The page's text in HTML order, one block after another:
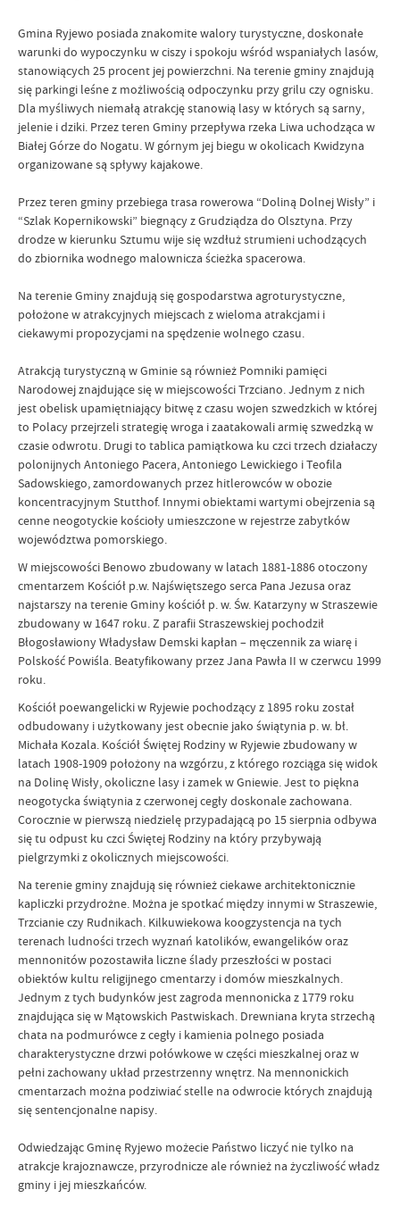
Gmina Ryjewo posiada znakomite walory turystyczne, doskonałe
warunki do wypoczynku w ciszy i spokoju wśród wspaniałych lasów,
stanowiących 25 procent jej powierzchni. Na terenie gminy znajdują
się parkingi leśne z możliwością odpoczynku przy grilu czy ognisku.
Dla myśliwych niemałą atrakcję stanowią lasy w których są sarny,
jelenie i dziki. Przez teren Gminy przepływa rzeka Liwa uchodząca w
Białej Górze do Nogatu. W górnym jej biegu w okolicach Kwidzyna
organizowane są spływy kajakowe.
Przez teren gminy przebiega trasa rowerowa “Doliną Dolnej Wisły” i
“Szlak Kopernikowski” biegnący z Grudziądza do Olsztyna. Przy
drodze w kierunku Sztumu wije się wzdłuż strumieni uchodzących
do zbiornika wodnego malownicza ścieżka spacerowa.
Na terenie Gminy znajdują się gospodarstwa agroturystyczne,
położone w atrakcyjnych miejscach z wieloma atrakcjami i
ciekawymi propozycjami na spędzenie wolnego czasu.
Atrakcją turystyczną w Gminie są również Pomniki pamięci
Narodowej znajdujące się w miejscowości Trzciano. Jednym z nich
jest obelisk upamiętniający bitwę z czasu wojen szwedzkich w której
to Polacy przejrzeli strategię wroga i zaatakowali armię szwedzką w
czasie odwrotu. Drugi to tablica pamiątkowa ku czci trzech działaczy
polonijnych Antoniego Pacera, Antoniego Lewickiego i Teofila
Sadowskiego, zamordowanych przez hitlerowców w obozie
koncentracyjnym Stutthof. Innymi obiektami wartymi obejrzenia są
cenne neogotyckie kościoły umieszczone w rejestrze zabytków
województwa pomorskiego.
W miejscowości Benowo zbudowany w latach 1881-1886 otoczony
cmentarzem Kościół p.w. Najświętszego serca Pana Jezusa oraz
najstarszy na terenie Gminy kościół p. w. Św. Katarzyny w Straszewie
zbudowany w 1647 roku. Z parafii Straszewskiej pochodził
Błogosławiony Władysław Demski kapłan – męczennik za wiarę i
Polskość Powiśla. Beatyfikowany przez Jana Pawła II w czerwcu 1999
roku.
Kościół poewangelicki w Ryjewie pochodzący z 1895 roku został
odbudowany i użytkowany jest obecnie jako świątynia p. w. bł.
Michała Kozala. Kościół Świętej Rodziny w Ryjewie zbudowany w
latach 1908-1909 położony na wzgórzu, z którego rozciąga się widok
na Dolinę Wisły, okoliczne lasy i zamek w Gniewie. Jest to piękna
neogotycka świątynia z czerwonej cegły doskonale zachowana.
Corocznie w pierwszą niedzielę przypadającą po 15 sierpnia odbywa
się tu odpust ku czci Świętej Rodziny na który przybywają
pielgrzymki z okolicznych miejscowości.
Na terenie gminy znajdują się również ciekawe architektonicznie
kapliczki przydrożne. Można je spotkać między innymi w Straszewie,
Trzcianie czy Rudnikach. Kilkuwiekowa koogzystencja na tych
terenach ludności trzech wyznań katolików, ewangelików oraz
mennonitów pozostawiła liczne ślady przeszłości w postaci
obiektów kultu religijnego cmentarzy i domów mieszkalnych.
Jednym z tych budynków jest zagroda mennonicka z 1779 roku
znajdująca się w Mątowskich Pastwiskach. Drewniana kryta strzechą
chata na podmurówce z cegły i kamienia polnego posiada
charakterystyczne drzwi połówkowe w części mieszkalnej oraz w
pełni zachowany układ przestrzenny wnętrz. Na mennonickich
cmentarzach można podziwiać stelle na odwrocie których znajdują
się sentencjonalne napisy.
Odwiedzając Gminę Ryjewo możecie Państwo liczyć nie tylko na
atrakcje krajoznawcze, przyrodnicze ale również na życzliwość władz
gminy i jej mieszkańców.